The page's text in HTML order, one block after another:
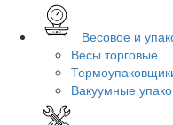
Весовое и
Весы торговые
Вакуумные